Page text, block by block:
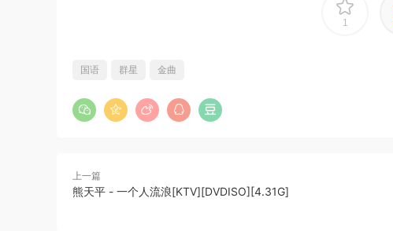
1
国语 群星 金曲
上一篇
熊天平 - 一个人流浪[KTV][DVDISO][4.31G]